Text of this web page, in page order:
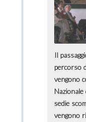
Il
percorso
vengono
sedie
vengono